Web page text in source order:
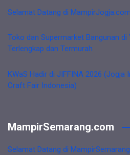
Selamat Datang di
Toko dan Supermarket Bangunan di
Terlengkap dan Termurah
KWaS Hadir di JIFFINA 2026 (Jogja
Craft Fair Indonesia)
MampirSemarang.com
Selamat Datang di